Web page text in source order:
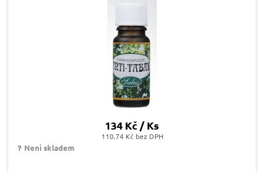
134 Kč / Ks
110.74 Kč bez DPH
Není skladem